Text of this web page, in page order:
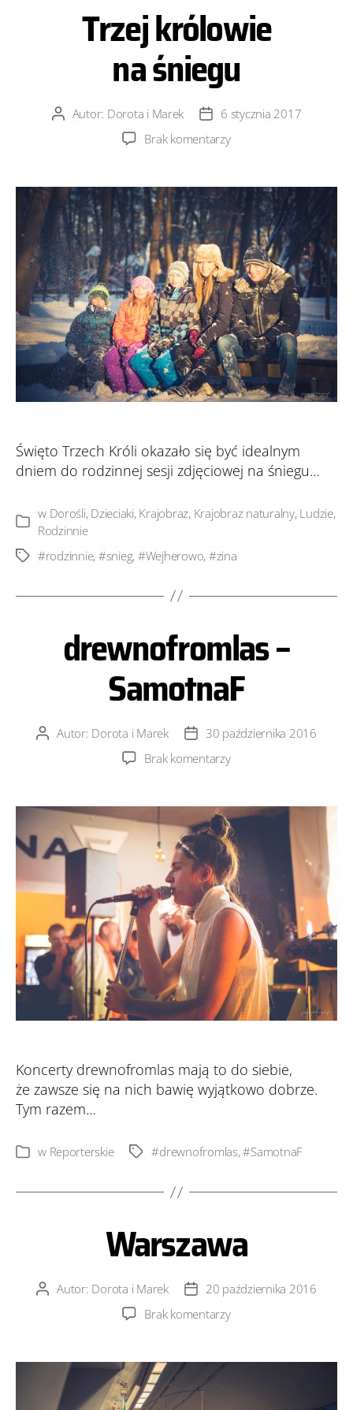
Trzej królowie
na śniegu
AutorAutor: Dorota i Marek
Data
wpisu
6 stycznia 2017
Brak komentarzydo
na śniegu
Święto Trzech Króli okazało się być idealnym
dniem do rodzinnej sesji zdjęciowej na śniegu…
Kategorie
w Dorośli, Dzieciaki, Krajobraz, Krajobraz naturalny, Ludzie,
Rodzinnie
Tagi #rodzinnie, #snieg, #Wejherowo, #zina
drewnofromlas –
SamotnaF
AutorAutor: Dorota i Marek
Data30 października 2016
Brak komentarzydo
SamotnaF
Koncerty drewnofromlas mają to do siebie,
że zawsze się na nich bawię wyjątkowo dobrze.
Tym razem…
Kategorie
w Reporterskie Tagi #drewnofromlas,#SamotnaF
Warszawa
AutorAutor: Dorota i Marek
Data
wpisu
20 października 2016
Brak komentarzydo